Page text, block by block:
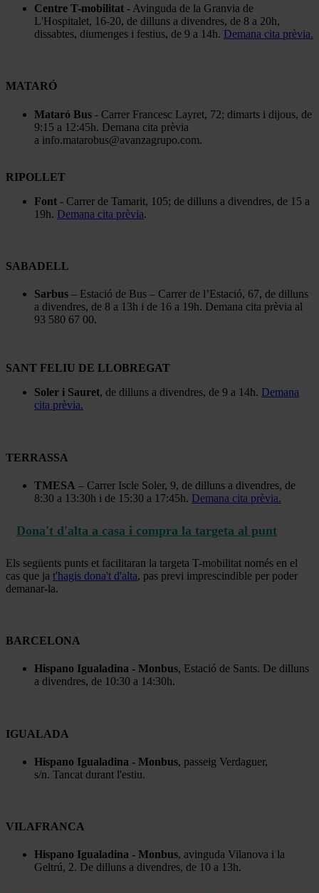
Centre T-mobilitat - Avinguda de la Granvia de
L'Hospitalet, 16-20, de dilluns a divendres, de 8 a 20h,
dissabtes, diumenges i festius, de 9 a 14h. Demana cita prèvia.
MATARÓ
Mataró Bus - Carrer Francesc Layret, 72; dimarts i dijous, de
9:15 a 12:45h. Demana cita prèvia
a info.matarobus@avanzagrupo.com.
RIPOLLET
Font - Carrer de Tamarit, 105; de dilluns a divendres, de 15 a
19h. Demana cita prèvia.
SABADELL
Sarbus – Estació de Bus – Carrer de l’Estació, 67, de dilluns
a divendres, de 8 a 13h i de 16 a 19h. Demana cita prèvia al
93 580 67 00.
SANT FELIU DE LLOBREGAT
Soler i Sauret, de dilluns a divendres, de 9 a 14h. Demana
cita prèvia.
TERRASSA
TMESA – Carrer Iscle Soler, 9, de dilluns a divendres, de
8:30 a 13:30h i de 15:30 a 17:45h. Demana cita prèvia.
Dona't d'alta a casa i compra la targeta al punt
Els següents punts et facilitaran la targeta T-mobilitat només en el
cas que ja t'hagis dona't d'alta, pas previ imprescindible per poder
demanar-la.
BARCELONA
Hispano Igualadina - Monbus, Estació de Sants. De dilluns
a divendres, de 10:30 a 14:30h.
IGUALADA
Hispano Igualadina - Monbus, passeig Verdaguer,
s/n. Tancat durant l'estiu.
VILAFRANCA
Hispano Igualadina - Monbus, avinguda Vilanova i la
Geltrú, 2. De dilluns a divendres, de 10 a 13h.